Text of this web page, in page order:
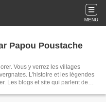
MENU
Papou Poustache
Vous y verrez les villages
L'histoire et les légendes
Les blogs et site qui parlent de
. Et enfin une impression de